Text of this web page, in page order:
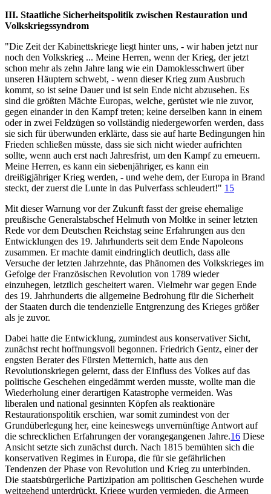
III. Staatliche Sicherheitspolitik zwischen Restauration und
Volkskriegssyndrom
"Die Zeit der Kabinettskriege liegt hinter uns, - wir haben jetzt nur
noch den Volkskrieg ... Meine Herren, wenn der Krieg, der jetzt
schon mehr als zehn Jahre lang wie ein Damoklesschwert über
unseren Häuptern schwebt, - wenn dieser Krieg zum Ausbruch
kommt, so ist seine Dauer und ist sein Ende nicht abzusehen. Es
sind die größten Mächte Europas, welche, gerüstet wie nie zuvor,
gegen einander in den Kampf treten; keine derselben kann in einem
oder in zwei Feldzügen so vollständig niedergeworfen werden, dass
sie sich für überwunden erklärte, dass sie auf harte Bedingungen hin
Frieden schließen müsste, dass sie sich nicht wieder aufrichten
sollte, wenn auch erst nach Jahresfrist, um den Kampf zu erneuern.
Meine Herren, es kann ein siebenjähriger, es kann ein
dreißigjähriger Krieg werden, - und wehe dem, der Europa in Brand
steckt, der zuerst die Lunte in das Pulverfass schleudert!" 15
Mit dieser Warnung vor der Zukunft fasst der greise ehemalige
preußische Generalstabschef Helmuth von Moltke in seiner letzten
Rede vor dem Deutschen Reichstag seine Erfahrungen aus den
Entwicklungen des 19. Jahrhunderts seit dem Ende Napoleons
zusammen. Er machte damit eindringlich deutlich, dass alle
Versuche der letzten Jahrzehnte, das Phänomen des Volkskrieges im
Gefolge der Französischen Revolution von 1789 wieder
einzuhegen, letztlich gescheitert waren. Vielmehr war gegen Ende
des 19. Jahrhunderts die allgemeine Bedrohung für die Sicherheit
der Staaten durch die tendenzielle Entgrenzung des Krieges größer
als je zuvor.
Dabei hatte die Entwicklung, zumindest aus konservativer Sicht,
zunächst recht hoffnungsvoll begonnen. Friedrich Gentz, einer der
engsten Berater des Fürsten Metternich, hatte aus den
Revolutionskriegen gelernt, dass der Einfluss des Volkes auf das
politische Geschehen eingedämmt werden musste, wollte man die
Wiederholung einer derartigen Katastrophe vermeiden. Was
liberalen und national gesinnten Köpfen als reaktionäre
Restaurationspolitik erschien, war somit zumindest von der
Grundüberlegung her, eine keineswegs unvernünftige Antwort auf
die schrecklichen Erfahrungen der vorangegangenen Jahre.16 Diese
Ansicht setzte sich zunächst durch. Nach 1815 bemühten sich die
konservativen Regimes in Europa, die für sie gefährlichen
Tendenzen der Phase von Revolution und Krieg zu unterbinden.
Die staatsbürgerliche Partizipation am politischen Geschehen wurde
weitgehend unterdrückt, Kriege wurden vermieden, die Armeen